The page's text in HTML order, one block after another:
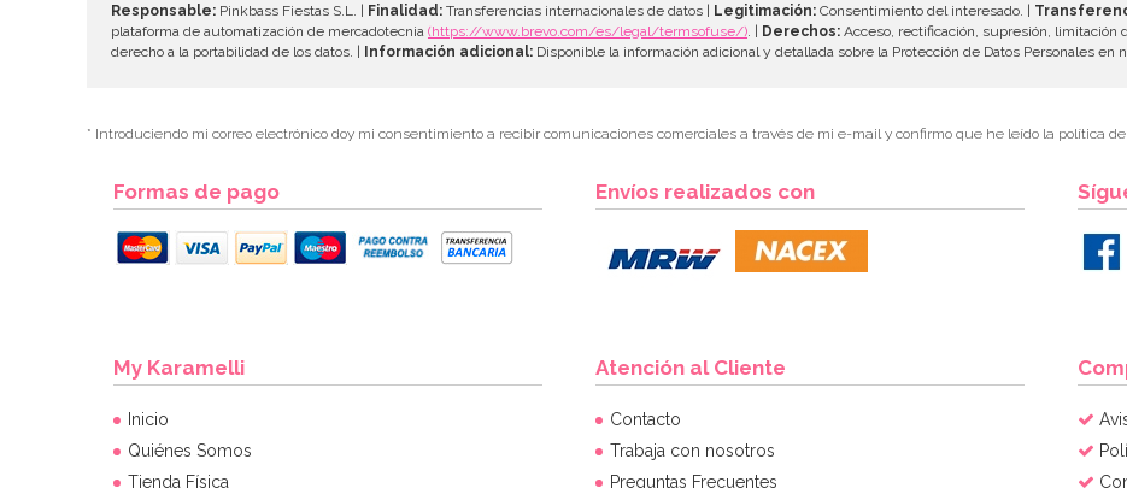
Responsable: Pinkbass Fiestas S.L. | Finalidad: Transferencias internacionales de datos | Legitimación: Consentimiento del interesado. |
plataforma de automatización de mercadotecnia (https://www.brevo.com/es/legal/termsofuse/) . | Derechos: Acceso, rectificación, supresión, limitación
derecho a la portabilidad de los datos. | Información adicional: Disponible la información adicional y detallada sobre la Protección de Datos Personales en
* Introduciendo mi correo electrónico doy mi consentimiento a recibir comunicaciones comerciales a través de mi e-mail y confirmo que he leído la política de
Formas de pago Envíos realizados con
My Karamelli
Inicio
Quiénes Somos
Tienda Física
Atención al Cliente
Contacto
Trabaja con nosotros
Preguntas Frecuentes